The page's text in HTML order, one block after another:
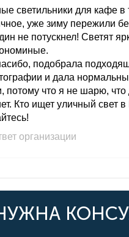
светильники для кафе в
уже зиму пережили
не потускнел! Светят
подобрала
и дала
потому что я не шарю,
Кто ищет уличный свет
организации